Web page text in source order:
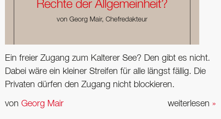
Ein freier Zugang zum Kalterer See? Den gibt es nicht.
Dabei wäre ein kleiner Streifen für alle längst fällig. Die
Privaten dürfen den Zugang nicht blockieren.
weiterlesen »
von Georg Mair